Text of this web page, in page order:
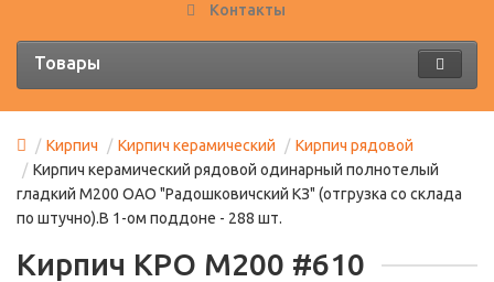
Контакты
Товары
Кирпич Кирпич керамический
Кирпич рядовой
Кирпич керамический рядовой одинарный полнотелый
гладкий М200 ОАО "Радошковичский КЗ" (отгрузка со склада
по штучно).В 1-ом поддоне - 288 шт.
Кирпич КРО М200 #610